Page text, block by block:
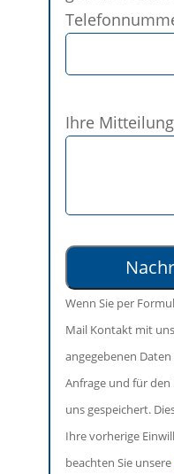
lasse
leer.
Ihre
Wenn Sie per
Mail Kontakt mit
angegebenen
Anfrage und für den
uns gespeichert.
Ihre vorherige
beachten Sie unsere